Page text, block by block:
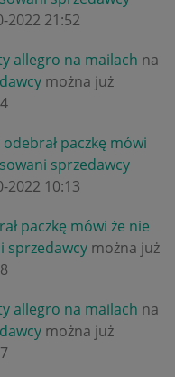
2022 21:52
allegro na mailach na
można już
paczkę mówi
sprzedawcy
2022 10:13
paczkę mówi że nie
sprzedawcy można już
allegro na mailach na
można już